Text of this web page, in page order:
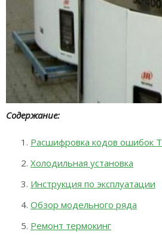
Содержание:
Расшифровка кодов ошибок
Холодильная установка
Инструкция по эксплуатации
Обзор модельного ряда
Ремонт термокинг